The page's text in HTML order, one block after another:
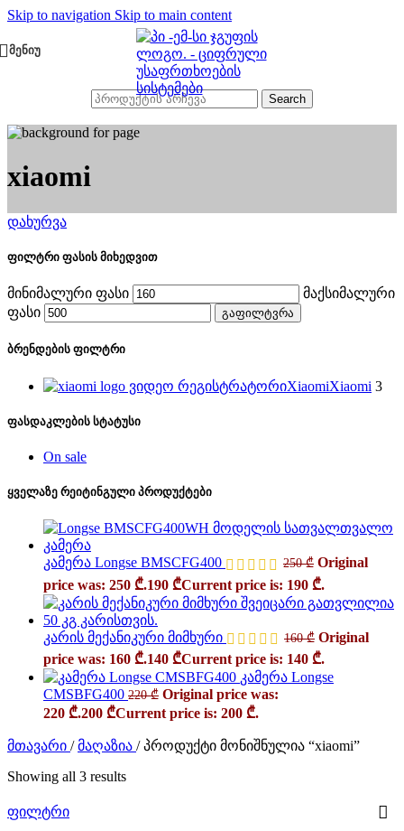
Skip to navigation Skip to main content
ᲛᲔᲜᲘᲣ
Search
xiaomi
დახურვა
ფილტრი ფასის მიხედვით
მინიმალური ფასი
მაქსიმალური
ფასი
გაფილტვრა
ბრენდების ფილტრი
XiaomiXiaomi 3
ფასდაკლების სტატუსი
On sale
ყველაზე რეიტინგული პროდუქტები
კამერა Longse BMSCFG400 250₾ Original
price was: 250 ₾.190 ₾Current price is: 190 ₾.
კარის მექანიკური მიმხური 160₾ Original
price was: 160 ₾.140 ₾Current price is: 140 ₾.
კამერა Longse
CMSBFG400 220₾ Original price was:
220 ₾.200 ₾Current price is: 200 ₾.
მთავარი / მაღაზია / პროდუქტი მონიშნულია “xiaomi”
Showing all 3 results
ფილტრი